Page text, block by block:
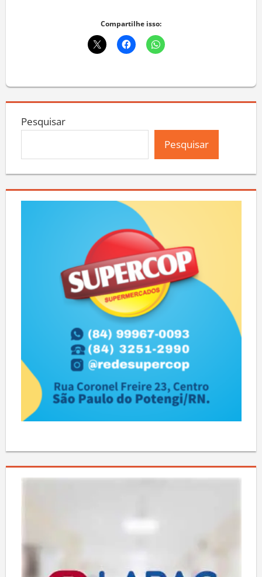
Compartilhe isso:
Pesquisar
Pesquisar